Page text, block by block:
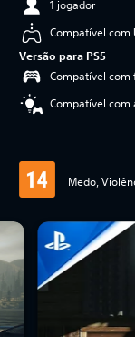
1 jogador
Compatível com
Versão para PS5
Compatível com
Compatível com
Medo,